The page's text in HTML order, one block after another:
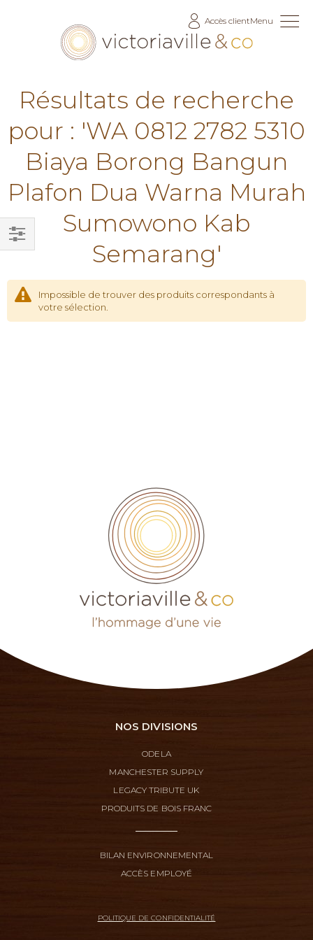
Accès clientMenu
Résultats de recherche
pour : 'WA 0812 2782 5310
Biaya Borong Bangun
Plafon Dua Warna Murah
Sumowono Kab
Semarang'
Impossible de trouver des produits correspondants à
votre sélection.
Filtrer
NOS DIVISIONS
ODELA
MANCHESTER SUPPLY
LEGACY TRIBUTE UK
PRODUITS DE BOIS FRANC
BILAN ENVIRONNEMENTAL
ACCÈS EMPLOYÉ
POLITIQUE DE CONFIDENTIALITÉ